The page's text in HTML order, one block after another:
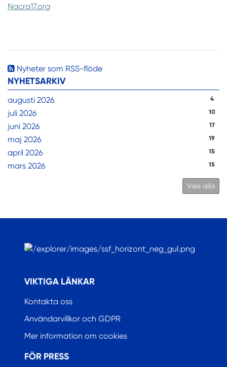
Nyheter som RSS-flöde
NYHETSARKIV
augusti 2026 4
juli 2026 10
juni 2026 17
maj 2026 19
april 2026 15
mars 2026 15
Visa alla
Nacra17.org
VIKTIGA LÄNKAR
Kontakta oss
Användarvillkor och GDPR
Mer information om cookies
FÖR PRESS